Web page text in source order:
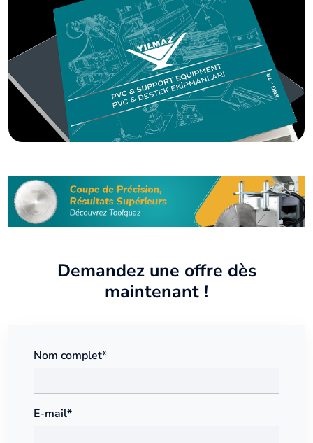
Demandez une offre dès
maintenant !
Nom complet*
E-mail*